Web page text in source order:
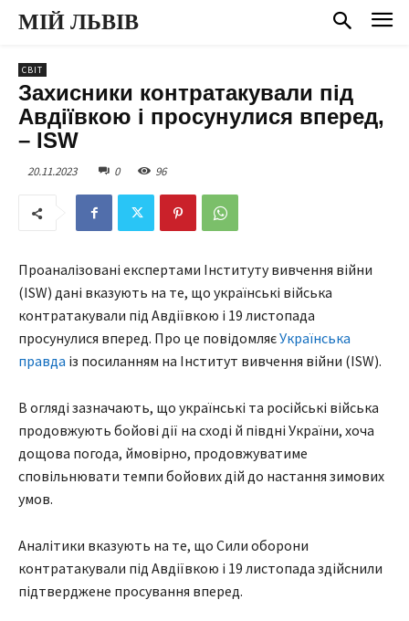
МІЙ ЛЬВІВ
СВІТ
Захисники контратакували під
Авдіївкою і просунулися вперед,
– ISW
20.11.2023 0 96
Проаналізовані експертами Інституту вивчення війни
(ISW) дані вказують на те, що українські війська
контратакували під Авдіївкою і 19 листопада
просунулися вперед. Про це повідомляєУкраїнська
правда із посиланням на Інститут вивчення війни (ISW).
В огляді зазначають, що українські та російські війська
продовжують бойові дії на сході й півдні України, хоча
дощова погода, ймовірно, продовжуватиме
сповільнювати темпи бойових дій до настання зимових
умов.
Аналітики вказують на те, що Сили оборони
контратакували під Авдіївкою і 19 листопада здійснили
підтверджене просування вперед.